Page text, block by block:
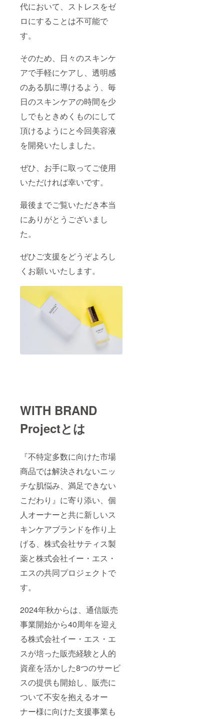
代において、ストレスをゼ
ロにすることは不可能で
す。
そのため、日々のスキンケ
アで手軽にケアし、透明感
のある肌に導けるよう、毎
日のスキンケアの時間を少
しでもときめくものにして
頂けるようにと今回美容液
を開発いたしました。
ぜひ、お手に取ってご使用
いただければ幸いです。
最後までご覧いただき本当
にありがとうございまし
た。
ぜひご支援をどうぞよろし
くお願いいたします。
WITH BRAND
Projectとは
『不特定多数に向けた市場
商品では解決されないニッ
チな肌悩み、満足できない
こだわり』に寄り添い、個
人オーナーと共に新しいス
キンケアブランドを作り上
げる、株式会社サティス製
薬と株式会社イー・エス・
エスの共同プロジェクトで
す。
2024年秋からは、通信販売
事業開始から40周年を迎え
る株式会社イー・エス・エ
スが培った販売経験と人的
資産を活かした8つのサービ
スの提供も開始し、販売に
ついて不安を抱えるオー
ナー様に向けた支援事業も